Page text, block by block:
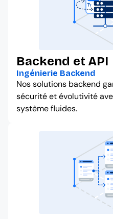
Backend et API
Ingénierie Backend
Nos solutions backend
sécurité et évolutivité
système fluides.